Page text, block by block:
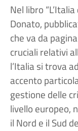
Nel libro
Donato,
che va da
cruciali relativi
l’Italia si trova
accento
gestione delle
livello europeo,
il Nord e il Sud